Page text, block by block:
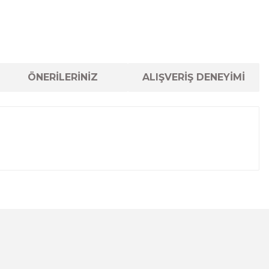
ÖNERİLERİNİZ ALIŞVERİŞ DENEYİMİ